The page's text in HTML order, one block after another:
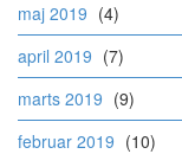
maj 2019 (4)
april 2019 (7)
marts 2019 (9)
februar 2019 (10)